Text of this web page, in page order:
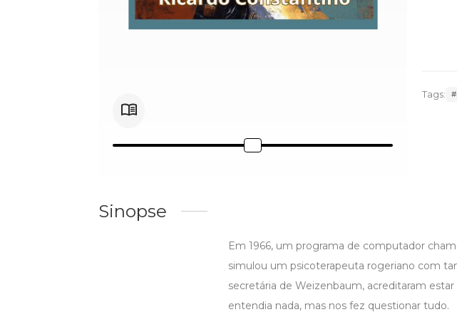
Tags:
Sinopse
Em 1966, um programa de computador
simulou um psicoterapeuta rogeriano com
secretária de Weizenbaum, acreditaram
entendia nada, mas nos fez questionar tudo.